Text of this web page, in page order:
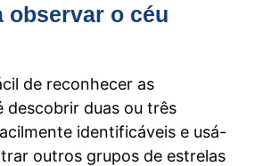
observar o céu
de reconhecer as
descobrir duas ou três
identificáveis e usá-
outros grupos de estrelas